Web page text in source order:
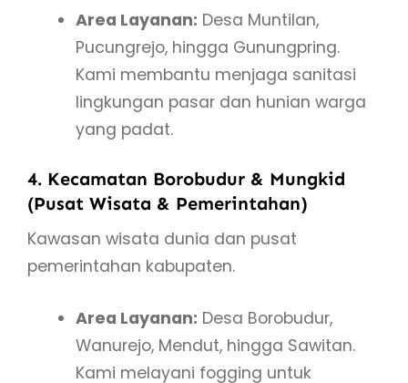
Area Layanan: Desa Muntilan,
Pucungrejo, hingga Gunungpring.
Kami membantu menjaga sanitasi
lingkungan pasar dan hunian warga
yang padat.
4. Kecamatan Borobudur & Mungkid
(Pusat Wisata & Pemerintahan)
Kawasan wisata dunia dan pusat
pemerintahan kabupaten.
Area Layanan: Desa Borobudur,
Wanurejo, Mendut, hingga Sawitan.
Kami melayani fogging untuk